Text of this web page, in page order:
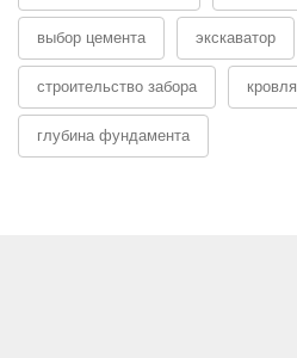
выбор цемента экскаватор
строительство забора кровля
глубина фундамента